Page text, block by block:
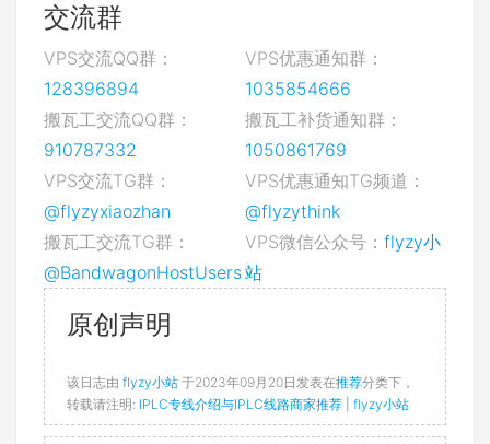
交流群
VPS交流QQ群：
128396894
VPS优惠通知群：
1035854666
搬瓦工交流QQ群：
910787332
搬瓦工补货通知群：
1050861769
VPS交流TG群：
@flyzyxiaozhan
VPS优惠通知TG频道：
@flyzythink
搬瓦工交流TG群：
@BandwagonHostUsers
VPS微信公众号： flyzy小
站
原创声明
该日志由 flyzy小站 于2023年09月20日发表在推荐分类下，
转载请注明: IPLC专线介绍与IPLC线路商家推荐 | flyzy小站